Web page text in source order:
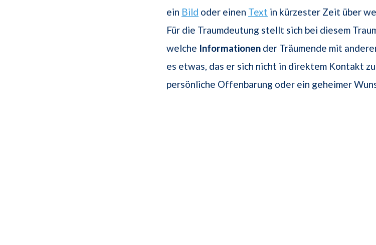
ein Bild oder einen Text in kürzester Zeit über
Für die Traumdeutung stellt sich bei diesem
welche Informationen der Träumende mit
es etwas, das er sich nicht in direktem Kontakt
persönliche Offenbarung oder ein geheimer